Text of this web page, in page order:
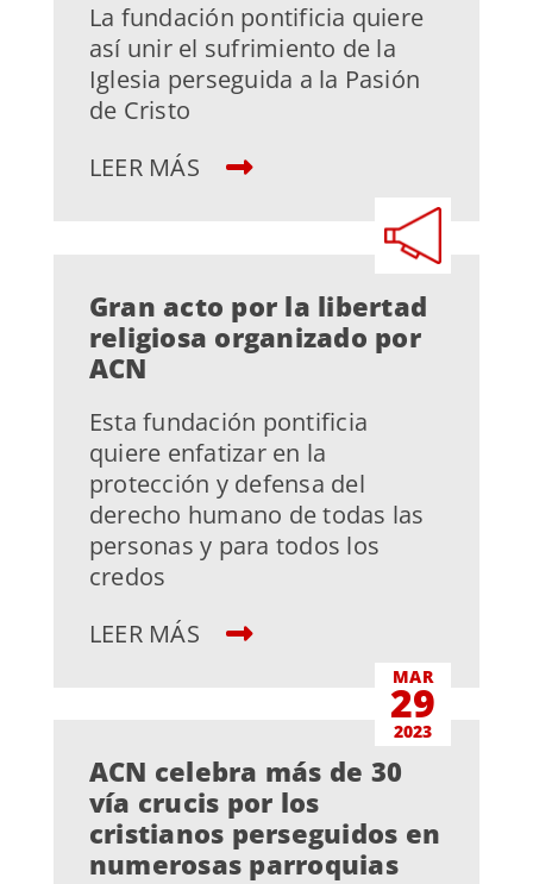
La fundación pontificia quiere
así unir el sufrimiento de la
Iglesia perseguida a la Pasión
de Cristo
LEER MÁS
Gran acto por la libertad
religiosa organizado por
ACN
Esta fundación pontificia
quiere enfatizar en la
protección y defensa del
derecho humano de todas las
personas y para todos los
credos
LEER MÁS
MAR
29
2023
ACN celebra más de 30
vía crucis por los
cristianos perseguidos en
numerosas parroquias